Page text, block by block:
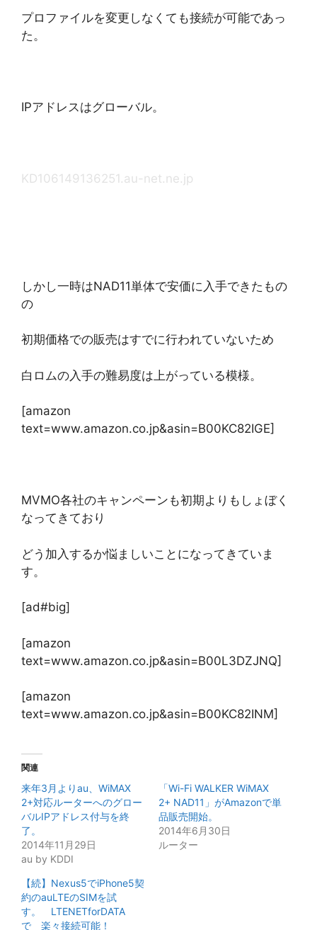
プロファイルを変更しなくても接続が可能であっ
た。
IPアドレスはグローバル。
KD106149136251.au-net.ne.jp
しかし一時はNAD11単体で安価に入手できたもの
の
初期価格での販売はすでに行われていないため
白ロムの入手の難易度は上がっている模様。
[amazon
text=www.amazon.co.jp&asin=B00KC82IGE]
MVMO各社のキャンペーンも初期よりもしょぼく
なってきており
どう加入するか悩ましいことになってきていま
す。
[ad#big]
[amazon
text=www.amazon.co.jp&asin=B00L3DZJNQ]
[amazon
text=www.amazon.co.jp&asin=B00KC82INM]
関連
来年3月よりau、WiMAX
2+対応ルーターへのグロー
バルIPアドレス付与を終
了。
2014年11月29日
au by KDDI
「Wi-Fi WALKER WiMAX
2+ NAD11」がAmazonで単
品販売開始。
2014年6月30日
ルーター
【続】Nexus5でiPhone5契
約のauLTEのSIMを試
す。 LTENETforDATA
で 楽々接続可能！